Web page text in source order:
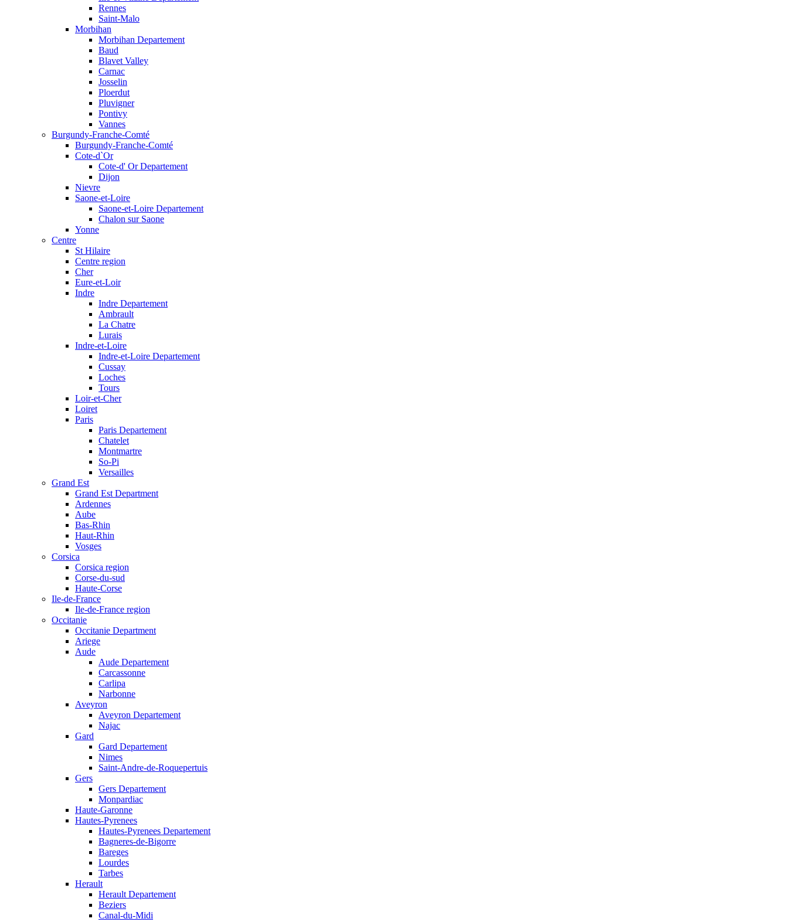
Rennes
Saint-Malo
Morbihan
Morbihan Departement
Baud
Blavet Valley
Carnac
Josselin
Ploerdut
Pluvigner
Pontivy
Vannes
Burgundy-Franche-Comté
Burgundy-Franche-Comté
Cote-d`Or
Cote-d' Or Departement
Dijon
Nievre
Saone-et-Loire
Saone-et-Loire Departement
Chalon sur Saone
Yonne
Centre
St Hilaire
Centre region
Cher
Eure-et-Loir
Indre
Indre Departement
Ambrault
La Chatre
Lurais
Indre-et-Loire
Indre-et-Loire Departement
Cussay
Loches
Tours
Loir-et-Cher
Loiret
Paris
Paris Departement
Chatelet
Montmartre
So-Pi
Versailles
Grand Est
Grand Est Department
Ardennes
Aube
Bas-Rhin
Haut-Rhin
Vosges
Corsica
Corsica region
Corse-du-sud
Haute-Corse
Ile-de-France
Ile-de-France region
Occitanie
Occitanie Department
Ariege
Aude
Aude Departement
Carcassonne
Carlipa
Narbonne
Aveyron
Aveyron Departement
Najac
Gard
Gard Departement
Nimes
Saint-Andre-de-Roquepertuis
Gers
Gers Departement
Monpardiac
Haute-Garonne
Hautes-Pyrenees
Hautes-Pyrenees Departement
Bagneres-de-Bigorre
Bareges
Lourdes
Tarbes
Herault
Herault Departement
Beziers
Canal-du-Midi